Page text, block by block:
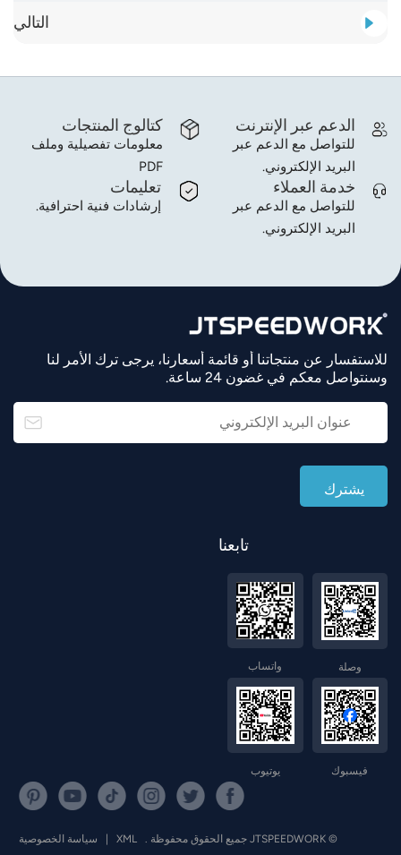
التالي
كتالوج المنتجات
معلومات تفصيلية وملف
PDF
الدعم عبر الإنترنت
للتواصل مع الدعم عبر
البريد الإلكتروني.
تعليمات
إرشادات فنية احترافية.
خدمة العملاء
للتواصل مع الدعم عبر
البريد الإلكتروني.
للاستفسار عن منتجاتنا أو قائمة أسعارنا، يرجى ترك الأمر لنا
وسنتواصل معكم في غضون 24 ساعة.
تابعنا
واتساب وصلة
يوتيوب فيسبوك
© JTSPEEDWORK جميع الحقوق محفوظة . XML
سياسة الخصوصية